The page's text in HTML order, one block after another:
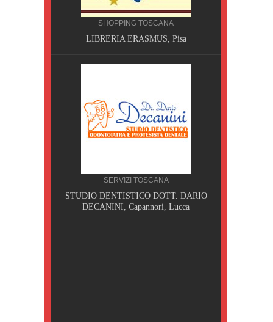
SHOPPING TOSCANA
LIBRERIA ERASMUS, Pisa
SERVIZI TOSCANA
STUDIO DENTISTICO DOTT. DARIO
DECANINI, Capannori, Lucca